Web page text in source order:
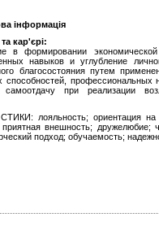
інформація
кар'єрі:
формировании экономической
навыков и углубление
благосостояния путем
способностей, профессиональных
при реализации
лояльность; ориентация на
внешность; дружелюбие;
подход; обучаемость;